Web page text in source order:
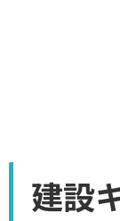
建設